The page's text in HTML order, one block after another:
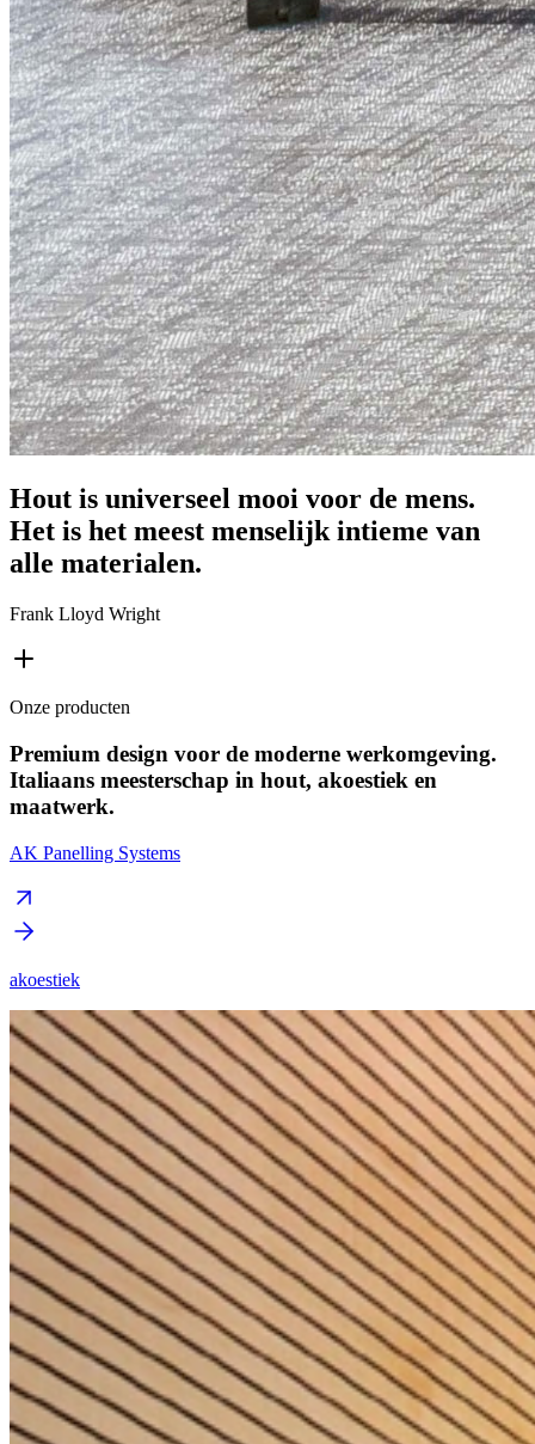
Hout is universeel mooi voor de mens.
Het is het meest menselijk intieme van
alle materialen.
Frank Lloyd Wright
Onze producten
Premium design voor de moderne werkomgeving.
Italiaans meesterschap in hout, akoestiek en
maatwerk.
AK Panelling Systems
akoestiek